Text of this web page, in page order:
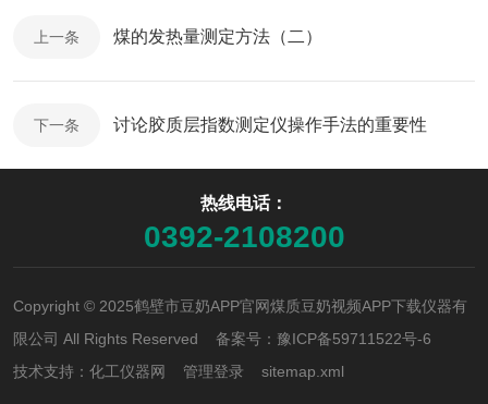
上一条 煤的发热量测定方法（二）
下一条 讨论胶质层指数测定仪操作手法的重要性
热线电话：
0392-2108200
Copyright © 2025鹤壁市豆奶APP官网煤质豆奶视频APP下载仪器有
限公司 All Rights Reserved 备案号： 豫ICP备59711522号-6
技术支持： 化工仪器网 管理登录 sitemap.xml